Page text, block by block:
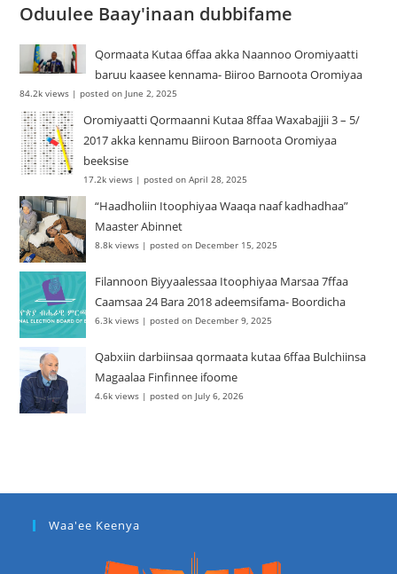
Oduulee Baay'inaan dubbifame
Qormaata Kutaa 6ffaa akka Naannoo Oromiyaatti
baruu kaasee kennama- Biiroo Barnoota Oromiyaa
84.2k views |posted on June 2, 2025
Oromiyaatti Qormaanni Kutaa 8ffaa Waxabajjii 3 – 5/
2017 akka kennamu Biiroon Barnoota Oromiyaa
beeksise
17.2k views |posted on April 28, 2025
“Haadholiin Itoophiyaa Waaqa naaf kadhadhaa”
Maaster Abinnet
8.8k views |posted on December 15, 2025
Filannoon Biyyaalessaa Itoophiyaa Marsaa 7ffaa
Caamsaa 24 Bara 2018 adeemsifama- Boordicha
6.3k views |posted on December 9, 2025
Qabxiin darbiinsaa qormaata kutaa 6ffaa Bulchiinsa
Magaalaa Finfinnee ifoome
4.6k views |posted on July 6, 2026
Waa'ee Keenya